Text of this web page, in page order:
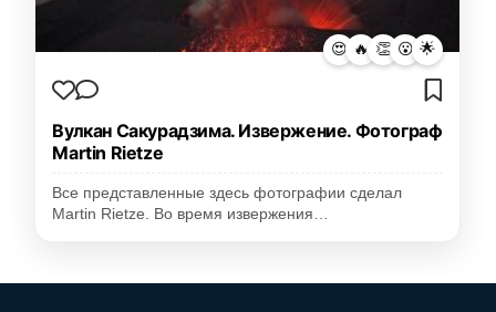
😍 🔥 👏 😮 🌟
Вулкан Сакурадзима. Извержение. Фотограф
Martin Rietze
Все представленные здесь фотографии сделал
Martin Rietze. Во время извержения…